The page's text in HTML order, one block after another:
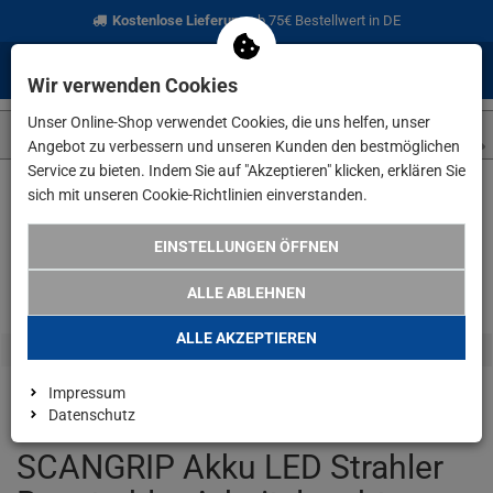
Kostenlose Lieferungab 75€ Bestellwert in DE
SCANGRIP Akku LED Strahler
Wir verwenden Cookies
Unser Online-Shop verwendet Cookies, die uns helfen, unser
Angebot zu verbessern und unseren Kunden den bestmöglichen
Service zu bieten. Indem Sie auf "Akzeptieren" klicken, erklären Sie
sich mit unseren Cookie-Richtlinien einverstanden.
EINSTELLUNGEN ÖFFNEN
ALLE ABLEHNEN
ALLE AKZEPTIEREN
Impressum
Datenschutz